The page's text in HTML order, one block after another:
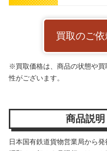
買取のご
※買取価格は、商品の状態や
性がございます。
商品説明
日本国有鉄道貨物営業局から